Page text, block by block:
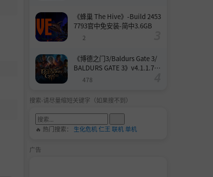
《蜂巢 The Hive》-Build 2453
7793官中免安装-简中3.6GB
2
《博德之门3/Baldurs Gate 3/
BALDURS GATE 3》v4.1.1.739
8727-Build 24532579官中免安
478
搜索-请尽量缩短关键字（如果搜不到）
🔥 热门搜索： 生化危机仁王 联机单机
广告